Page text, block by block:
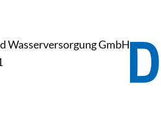
Wasserversorgung GmbH